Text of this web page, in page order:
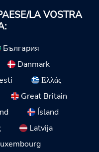
LA VOSTRA
България
Danmark
Ελλάς
Great Britain
Ísland
Latvija